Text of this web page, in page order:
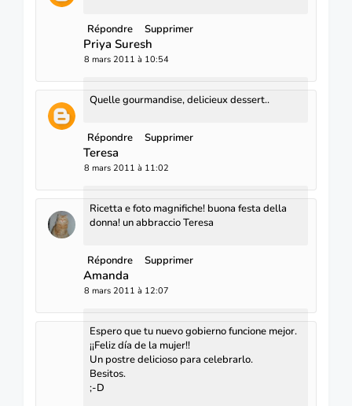
Répondre Supprimer
Priya Suresh
8 mars 2011 à 10:54
Quelle gourmandise, delicieux dessert..
Répondre Supprimer
Teresa
8 mars 2011 à 11:02
Ricetta e foto magnifiche! buona festa della
donna! un abbraccio Teresa
Répondre Supprimer
Amanda
8 mars 2011 à 12:07
Espero que tu nuevo gobierno funcione mejor.
¡¡Feliz día de la mujer!!
Un postre delicioso para celebrarlo.
Besitos.
;-D